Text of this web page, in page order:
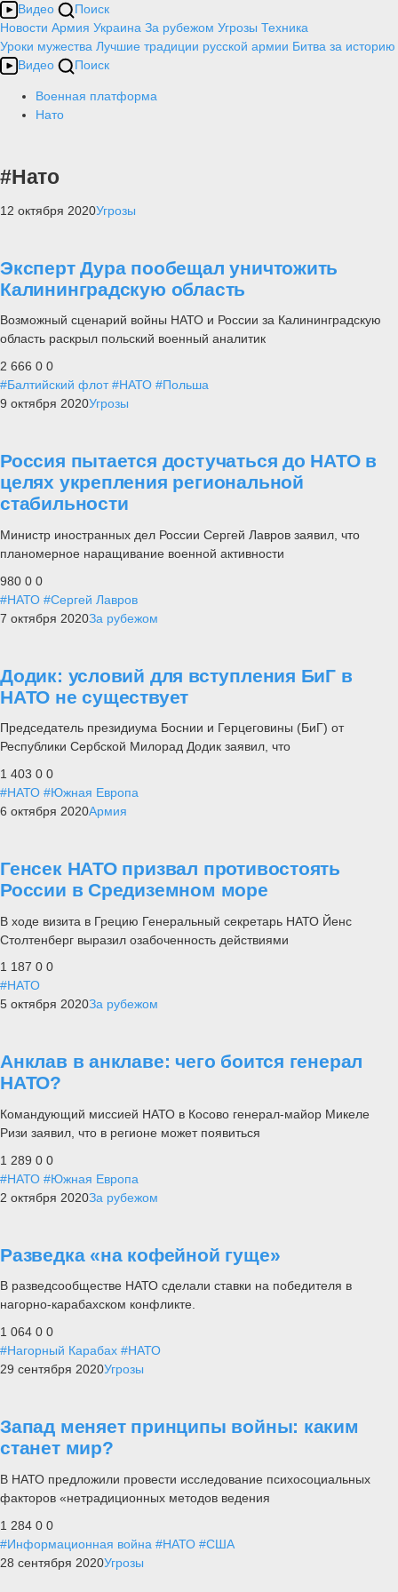
Видео
Поиск
Новости Армия Украина За рубежом Угрозы Техника
Уроки мужества Лучшие традиции русской армии Битва за историю
Видео
Поиск
Военная платформа
Нато
#Нато
12 октября 2020Угрозы
Эксперт Дура пообещал уничтожить
Калининградскую область
Возможный сценарий войны НАТО и России за Калининградскую
область раскрыл польский военный аналитик
2 666 0 0
#Балтийский флот #НАТО #Польша
9 октября 2020Угрозы
Россия пытается достучаться до НАТО в
целях укрепления региональной
стабильности
Министр иностранных дел России Сергей Лавров заявил, что
планомерное наращивание военной активности
980 0 0
#НАТО #Сергей Лавров
7 октября 2020За рубежом
Додик: условий для вступления БиГ в
НАТО не существует
Председатель президиума Боснии и Герцеговины (БиГ) от
Республики Сербской Милорад Додик заявил, что
1 403 0 0
#НАТО #Южная Европа
6 октября 2020Армия
Генсек НАТО призвал противостоять
России в Средиземном море
В ходе визита в Грецию Генеральный секретарь НАТО Йенс
Столтенберг выразил озабоченность действиями
1 187 0 0
#НАТО
5 октября 2020За рубежом
Анклав в анклаве: чего боится генерал
НАТО?
Командующий миссией НАТО в Косово генерал-майор Микеле
Ризи заявил, что в регионе может появиться
1 289 0 0
#НАТО #Южная Европа
2 октября 2020За рубежом
Разведка «на кофейной гуще»
В разведсообществе НАТО сделали ставки на победителя в
нагорно-карабахском конфликте.
1 064 0 0
#Нагорный Карабах #НАТО
29 сентября 2020Угрозы
Запад меняет принципы войны: каким
станет мир?
В НАТО предложили провести исследование психосоциальных
факторов «нетрадиционных методов ведения
1 284 0 0
#Информационная война #НАТО #США
28 сентября 2020Угрозы